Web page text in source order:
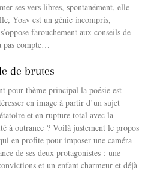
ses vers libres, spontanément, elle
Yoav est un génie incompris,
farouchement aux conseils de
pas compte…
de brutes
pour thème principal la poésie est
en image à partir d’un sujet
et en rupture total avec la
à outrance ? Voilà justement le propos
en profite pour imposer une caméra
de ses deux protagonistes : une
et un enfant charmeur et déjà